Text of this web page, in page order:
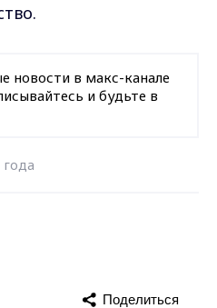
новости в макс-канале
и будьте в
года
Поделиться